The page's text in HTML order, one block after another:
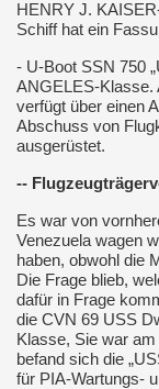
HENRY J.
Schiff hat ein
- U-Boot SSN 750
ANGELES-Klasse.
verfügt über einen
Abschuss von
ausgerüstet.
--
Es war von
Venezuela wagen
haben, obwohl die
Die Frage blieb,
dafür in Frage
die CVN 69 USS
Klasse, Sie war
befand sich die
für PIA-Wartungs-